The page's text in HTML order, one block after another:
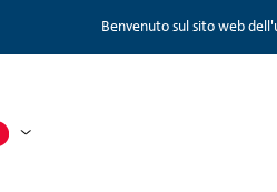
Benvenuto sul sito web